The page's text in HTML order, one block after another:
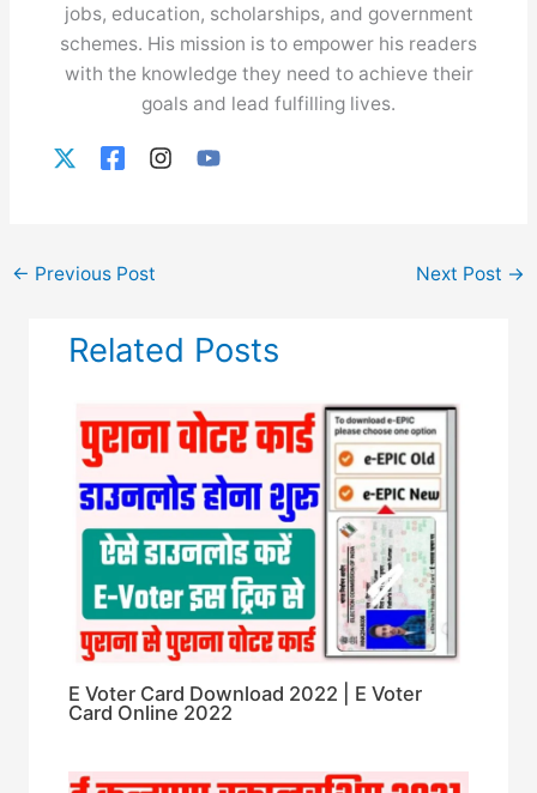
jobs, education, scholarships, and government
schemes. His mission is to empower his readers
with the knowledge they need to achieve their
goals and lead fulfilling lives.
← Previous Post Next Post →
Related Posts
E Voter Card Download 2022 | E Voter
Card Online 2022